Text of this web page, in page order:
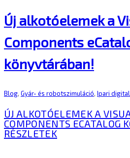
Új alkotóelemek a
Components
könyvtárában!
Blog, Gyár- és robotszimuláció, Ipari
ÚJ ALKOTÓELEMEK A
COMPONENTS ECATALOG
RÉSZLETEK